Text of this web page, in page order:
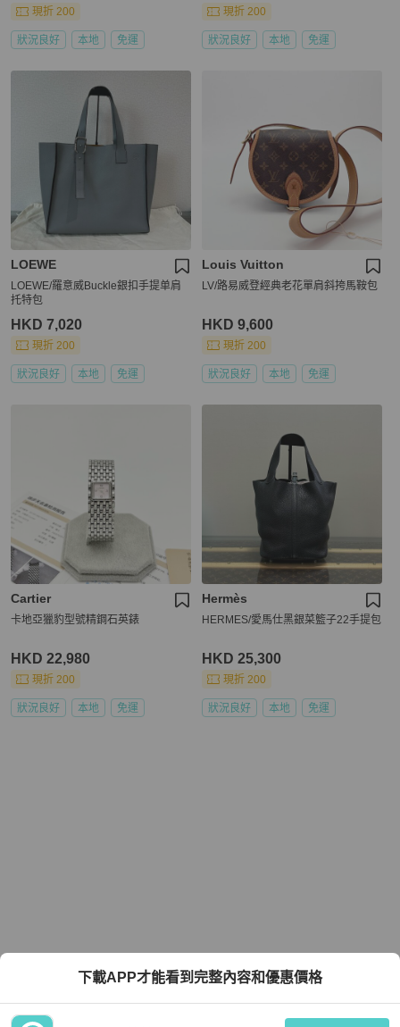
現折 200
狀況良好 本地 免運
現折 200
狀況良好 本地 免運
LOEWE
LOEWE/羅意威Buckle銀扣手提单肩
托特包
HKD 7,020
現折 200
狀況良好 本地 免運
Louis Vuitton
LV/路易威登經典老花單肩斜挎馬鞍包
HKD 9,600
現折 200
狀況良好 本地 免運
Cartier
卡地亞獵豹型號精鋼石英錶
HKD 22,980
現折 200
狀況良好 本地 免運
Hermès
HERMES/愛馬仕黑銀菜籃子22手提包
HKD 25,300
現折 200
狀況良好 本地 免運
下載APP才能看到完整內容和優惠價格